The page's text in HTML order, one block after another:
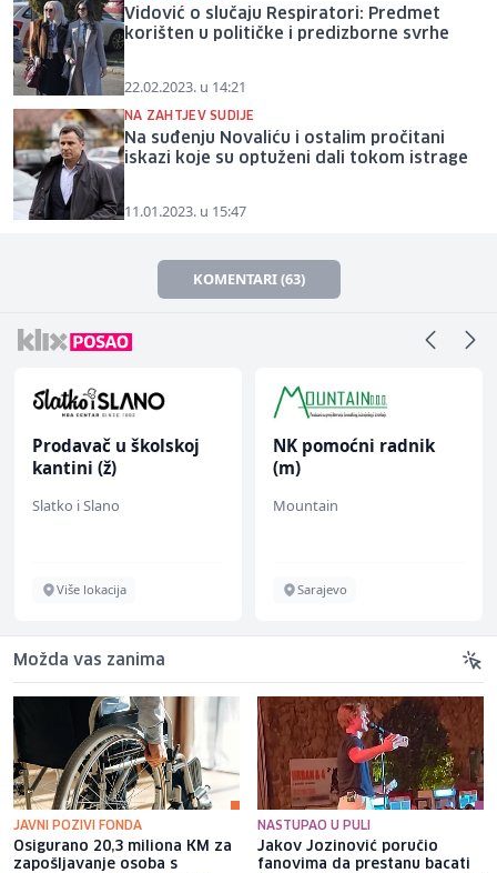
Vidović o slučaju Respiratori: Predmet
korišten u političke i predizborne svrhe
22.02.2023. u 14:21
NA ZAHTJEV SUDIJE
Na suđenju Novaliću i ostalim pročitani
iskazi koje su optuženi dali tokom istrage
11.01.2023. u 15:47
KOMENTARI (63)
Prodavač u školskoj
kantini (ž)
Slatko i Slano
Više lokacija
NK pomoćni radnik
(m)
Mountain
Sarajevo
Možda vas zanima
JAVNI POZIVI FONDA
Osigurano 20,3 miliona KM za
zapošljavanje osoba s
NASTUPAO U PULI
Jakov Jozinović poručio
fanovima da prestanu bacati